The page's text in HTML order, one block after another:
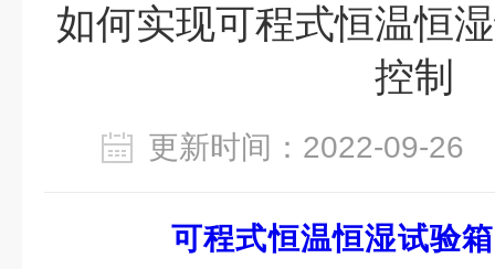
如何实现可程式恒温恒
控制
更新时间：2022-09-
可程式恒温恒湿试验箱